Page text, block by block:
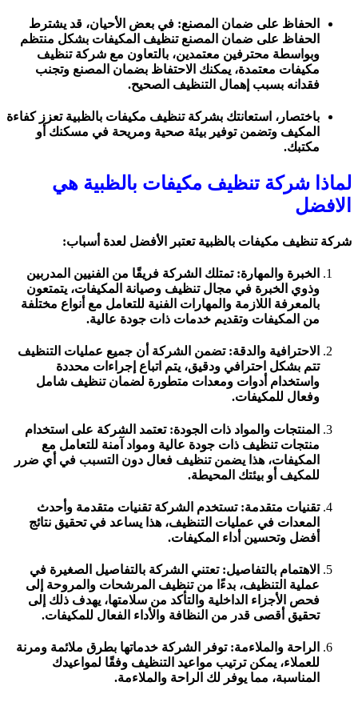
الحفاظ على ضمان المصنع: في بعض الأحيان، قد يشترط
الحفاظ على ضمان المصنع تنظيف المكيفات بشكل منتظم
وبواسطة محترفين معتمدين، بالتعاون مع شركة تنظيف
مكيفات معتمدة، يمكنك الاحتفاظ بضمان المصنع وتجنب
فقدانه بسبب إهمال التنظيف الصحيح.
باختصار، استعانتك بشركة تنظيف مكيفات بالظبية تعزز كفاءة
المكيف وتضمن توفير بيئة صحية ومريحة في مسكنك أو
مكتبك.
لماذا شركة تنظيف مكيفات بالظبية هي
الافضل
شركة تنظيف مكيفات بالظبية تعتبر الأفضل لعدة أسباب:
الخبرة والمهارة: تمتلك الشركة فريقًا من الفنيين المدربين
وذوي الخبرة في مجال تنظيف وصيانة المكيفات، يتمتعون
بالمعرفة اللازمة والمهارات الفنية للتعامل مع أنواع مختلفة
من المكيفات وتقديم خدمات ذات جودة عالية.
الاحترافية والدقة: تضمن الشركة أن جميع عمليات التنظيف
تتم بشكل احترافي ودقيق، يتم اتباع إجراءات محددة
واستخدام أدوات ومعدات متطورة لضمان تنظيف شامل
وفعال للمكيفات.
المنتجات والمواد ذات الجودة: تعتمد الشركة على استخدام
منتجات تنظيف ذات جودة عالية ومواد آمنة للتعامل مع
المكيفات، هذا يضمن تنظيف فعال دون التسبب في أي ضرر
للمكيف أو بيئتك المحيطة.
تقنيات متقدمة: تستخدم الشركة تقنيات متقدمة وأحدث
المعدات في عمليات التنظيف، هذا يساعد في تحقيق نتائج
أفضل وتحسين أداء المكيفات.
الاهتمام بالتفاصيل: تعتني الشركة بالتفاصيل الصغيرة في
عملية التنظيف، بدءًا من تنظيف المرشحات والمروحة إلى
فحص الأجزاء الداخلية والتأكد من سلامتها، يهدف ذلك إلى
تحقيق أقصى قدر من النظافة والأداء الفعال للمكيفات.
الراحة والملاءمة: توفر الشركة خدماتها بطرق ملائمة ومرنة
للعملاء، يمكن ترتيب مواعيد التنظيف وفقًا لمواعيدك
المناسبة، مما يوفر لك الراحة والملاءمة.